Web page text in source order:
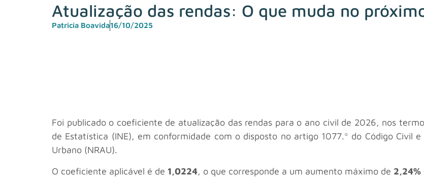
Atualização das rendas: O que muda no
Patricia Boavida16/10/2025
Foi publicado o coeficiente de atualização das rendas para o ano civil de 2026, nos
de Estatística (INE), em conformidade com o disposto no artigo 1077.º do Código Civil
Urbano (NRAU).
O coeficiente aplicável é de 1,0224, o que corresponde a um aumento máximo de 2,24%